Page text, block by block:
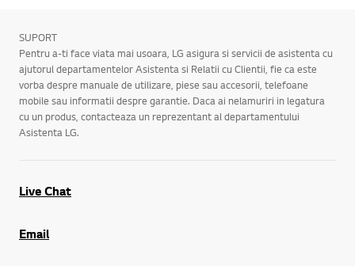
SUPORT
Pentru a-ti face viata mai usoara, LG asigura si servicii de asistenta cu
ajutorul departamentelor Asistenta si Relatii cu Clientii, fie ca este
vorba despre manuale de utilizare, piese sau accesorii, telefoane
mobile sau informatii despre garantie. Daca ai nelamuriri in legatura
cu un produs, contacteaza un reprezentant al departamentului
Asistenta LG.
Live Chat
Email